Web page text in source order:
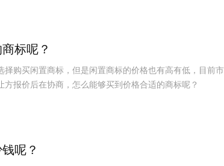
标呢？
择购买闲置商标，但是闲置商标的价格也有高有低，目前市
报价后在协商，怎么能够买到价格合适的商标呢？
呢？